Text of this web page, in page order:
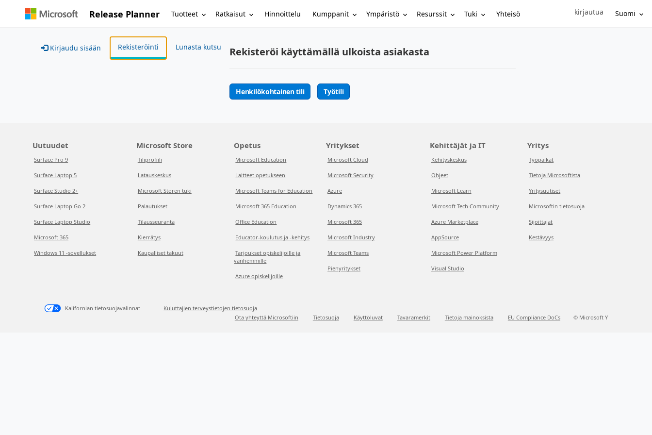
Release Planner Tuotteet Ratkaisut Hinnoittelu Kumppanit Ympäristö Resurssit Tuki Yhteisö Sign in to your account
kirjautua Suomi
Kirjaudu sisään Rekisteröinti Lunasta kutsu Rekisteröi käyttämällä ulkoista asiakasta
Henkilökohtainen tili Työtili
Uutuudet
Surface Pro 9
Surface Laptop 5
Surface Studio 2+
Surface Laptop Go 2
Surface Laptop Studio
Microsoft 365
Windows 11 -sovellukset
Microsoft Store
Tiliprofiili
Latauskeskus
Microsoft Storen tuki
Palautukset
Tilausseuranta
Kierrätys
Kaupalliset takuut
Opetus
Microsoft Education
Laitteet opetukseen
Microsoft Teams for Education
Microsoft 365 Education
Office Education
Educator-koulutus ja -kehitys
Tarjoukset opiskelijoille ja
vanhemmille
Azure opiskelijoille
Yritykset
Microsoft Cloud
Microsoft Security
Azure
Dynamics 365
Microsoft 365
Microsoft Industry
Microsoft Teams
Pienyritykset
Kehittäjät ja IT
Kehityskeskus
Ohjeet
Microsoft Learn
Microsoft Tech Community
Azure Marketplace
AppSource
Microsoft Power Platform
Visual Studio
Yritys
Työpaikat
Tietoja Microsoftista
Yritysuutiset
Microsoftin tietosuoja
Sijoittajat
Kestävyys
Kalifornian tietosuojavalinnat
Kuluttajien terveystietojen tietosuoja
Ota yhteyttä Microsoftiin
Tietosuoja Käyttöluvat Tavaramerkit Tietoja mainoksista EU Compliance DoCs © Microsoft Y